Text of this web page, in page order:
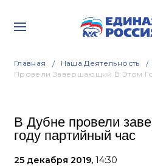
Главная Наша Деятельность
Провели Завершающий В Этом
В Дубне провели
году партийный час
25 декабря 2019, 14:30